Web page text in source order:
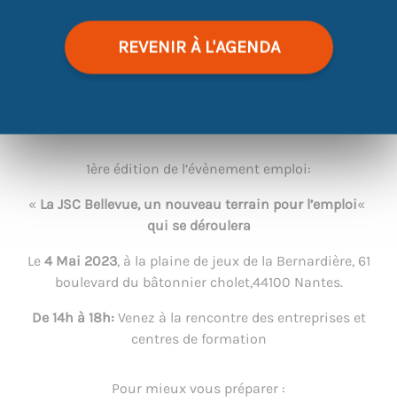
REVENIR À L'AGENDA
|© contributors
1ère édition de l’évènement emploi:
« La JSC Bellevue, un nouveau terrain pour l’emploi«
qui se déroulera
Le 4 Mai 2023, à la plaine de jeux de la Bernardière, 61
boulevard du bâtonnier cholet,44100 Nantes.
De 14h à 18h:Venez à la rencontre des entreprises et
centres de formation
Pour mieux vous préparer :